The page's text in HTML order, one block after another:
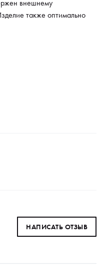
внешнему
также оптимально
НАПИСАТЬ ОТЗЫВ